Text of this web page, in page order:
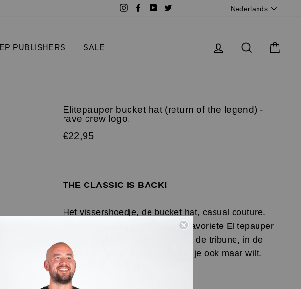
InstagramFacebook
YouTube Soundcloud
Nederlands
EP PUBLISHERS SALE Log in Zoek
Elitepauper bucket hat (return of the legend) -
rave crew logo.
Prijs
€22,95
THE CLASSIC IS BACK!
Het vissershoedje, de bucket hat, casual couture.
Noem 'm zoals je wilt. Maar je favoriete Elitepauper
item is ein-de-lijk terug. Voor op de tribune, in de
voortuin, op de festival, of waar je ook maar wilt.
Flaneer als nooit te voren.